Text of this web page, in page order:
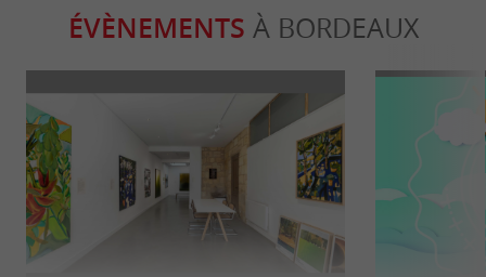
ÉVÈNEMENTS À BORDEAUX